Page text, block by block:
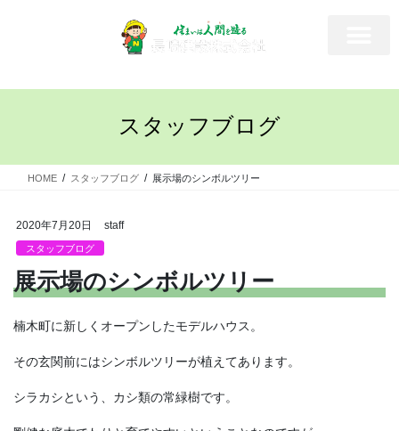
スタッフブログ
HOME スタッフブログ 展示場のシンボルツリー
2020年7月20日 staff
スタッフブログ
展示場のシンボルツリー
楠木町に新しくオープンしたモデルハウス。
その玄関前にはシンボルツリーが植えてあります。
シラカシという、カシ類の常緑樹です。